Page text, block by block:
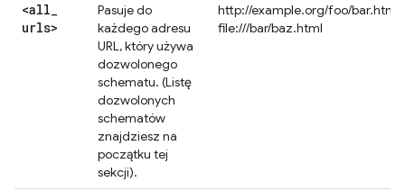
<all_
urls>
Pasuje do
każdego adresu
URL, który używa
dozwolonego
schematu. (Listę
dozwolonych
schematów
znajdziesz na
początku tej
sekcji).
http://example.org/foo/bar.html
file:///bar/baz.html